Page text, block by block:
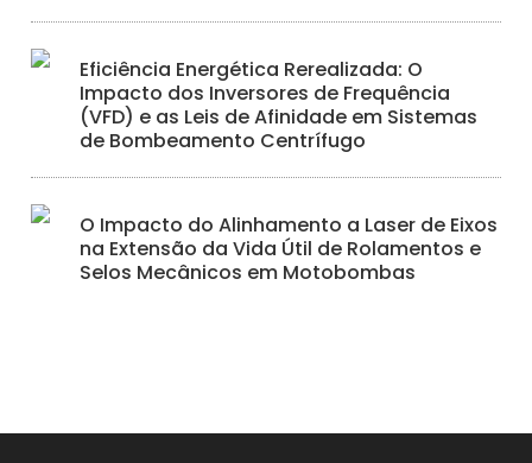
Eficiência Energética Rerealizada: O
Impacto dos Inversores de Frequência
(VFD) e as Leis de Afinidade em Sistemas
de Bombeamento Centrífugo
O Impacto do Alinhamento a Laser de Eixos
na Extensão da Vida Útil de Rolamentos e
Selos Mecânicos em Motobombas